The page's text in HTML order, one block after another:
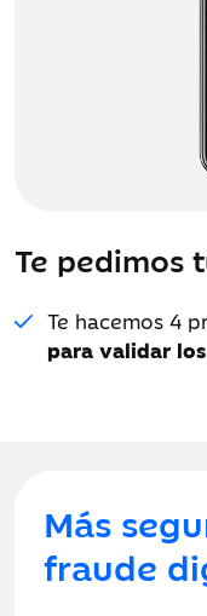
Te pedimos
Te hacemos 4
para validar
Más
fraude